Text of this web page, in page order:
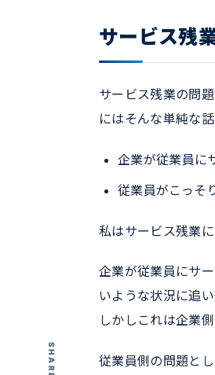
SHARE
サービス残
サービス残業の問
にはそんな単純な
企業が従業員に
従業員がこっそ
私はサービス残業
企業が従業員にサ
いような状況に追
しかしこれは企業側
従業員側の問題と